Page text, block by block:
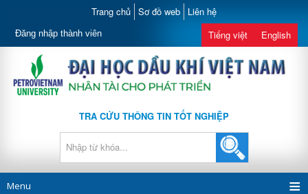
Trang chủ Sơ đồ web Liên hệ
Đăng nhập thành viên Tiếng việt English
TRA CỨU THÔNG TIN TỐT NGHIỆP
Menu